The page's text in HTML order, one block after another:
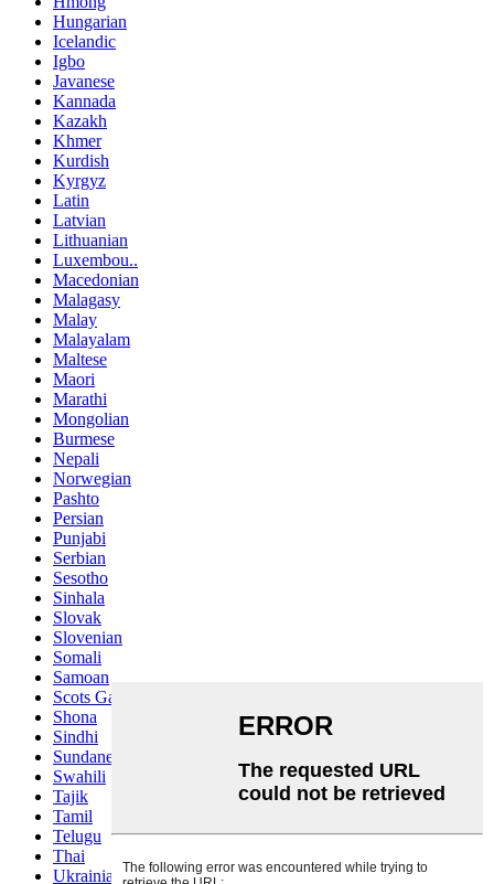
Hungarian
Icelandic
Igbo
Javanese
Kannada
Kazakh
Khmer
Kurdish
Kyrgyz
Latin
Latvian
Lithuanian
Luxembou..
Macedonian
Malagasy
Malay
Malayalam
Maltese
Maori
Marathi
Mongolian
Burmese
Nepali
Norwegian
Pashto
Persian
Punjabi
Serbian
Sesotho
Sinhala
Slovak
Slovenian
Somali
Samoan
Scots Gaelic
Shona
Sindhi
Sundanese
Swahili
Tajik
Tamil
Telugu
Thai
Ukrainian